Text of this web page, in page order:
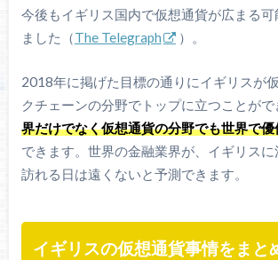
今後もイギリス国内で仮想通貨が広まる可
ました（The Telegraph ）。
2018年に掲げた目標の通りにイギリスが
クチェーンの分野でトップに立つことがで
界だけでなく仮想通貨の分野でも世界で優
できます。世界の金融業界が、イギリス
訪れる日は遠くないと予測できます。
イギリスの仮想通貨事情をまと